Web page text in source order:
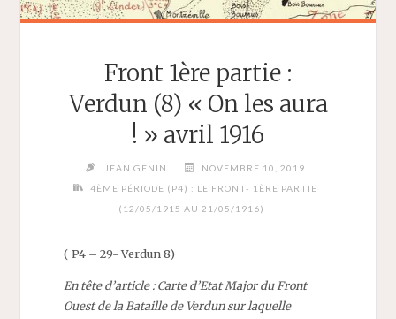
Front 1ère partie :
Verdun (8) « On les aura
! » avril 1916
JEAN GENIN
NOVEMBRE 10, 2019
4ÈME PÉRIODE (P4) : LE FRONT- 1ÈRE PARTIE
(12/05/1915 AU 21/05/1916)
( P4 – 29- Verdun 8)
En tête d’article : Carte d’Etat Major du Front
Ouest de la Bataille de Verdun sur laquelle